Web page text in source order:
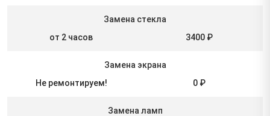
Замена стекла
от 2 часов
3400 ₽
Замена экрана
Не ремонтируем!
0 ₽
Замена ламп